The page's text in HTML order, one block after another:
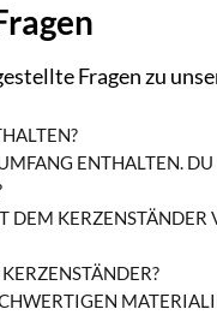
Fragen zu
ENTHALTEN.
DEM